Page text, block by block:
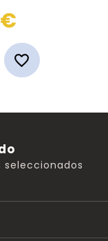

seleccionados